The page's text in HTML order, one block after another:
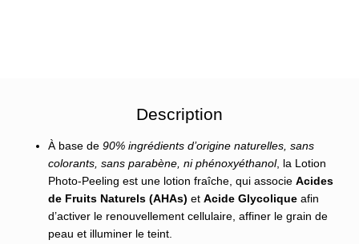
Description
À base de 90% ingrédients d’origine naturelles, sans
colorants, sans parabène, ni phénoxyéthanol, la Lotion
Photo-Peeling est une lotion fraîche, qui associe Acides
de Fruits Naturels (AHAs) et Acide Glycolique afin
d’activer le renouvellement cellulaire, affiner le grain de
peau et illuminer le teint.